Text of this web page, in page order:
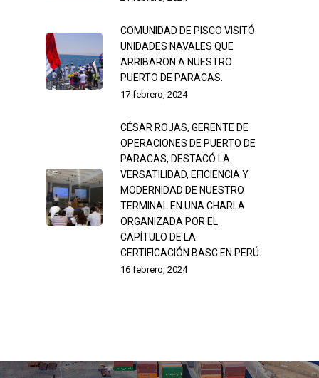
COMUNIDAD DE PISCO VISITÓ
UNIDADES NAVALES QUE
ARRIBARON A NUESTRO
PUERTO DE PARACAS.
17 febrero, 2024
CÉSAR ROJAS, GERENTE DE
OPERACIONES DE PUERTO DE
PARACAS, DESTACÓ LA
VERSATILIDAD, EFICIENCIA Y
MODERNIDAD DE NUESTRO
TERMINAL EN UNA CHARLA
ORGANIZADA POR EL
CAPÍTULO DE LA
CERTIFICACIÓN BASC EN PERÚ.
16 febrero, 2024